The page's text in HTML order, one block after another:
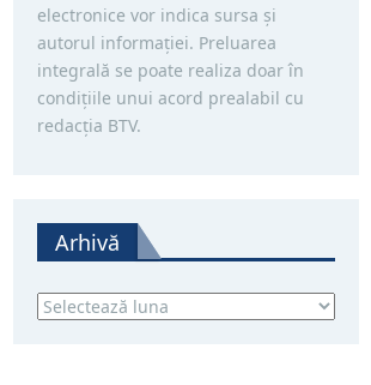
electronice vor indica sursa şi
autorul informaţiei. Preluarea
integrală se poate realiza doar în
condiţiile unui acord prealabil cu
redacţia BTV.
Arhivă
Arhivă